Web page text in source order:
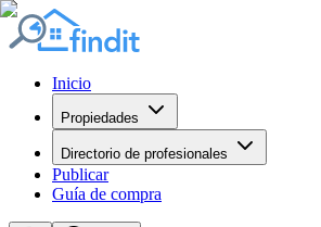
Inicio
Propiedades
Directorio de profesionales
Publicar
Guía de compra